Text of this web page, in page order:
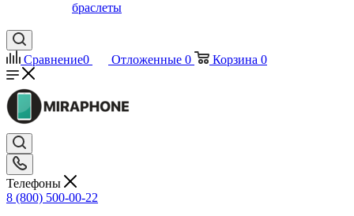
браслеты
Сравнение0 Отложенные 0 Корзина 0
Телефоны
8 (800) 500-00-22